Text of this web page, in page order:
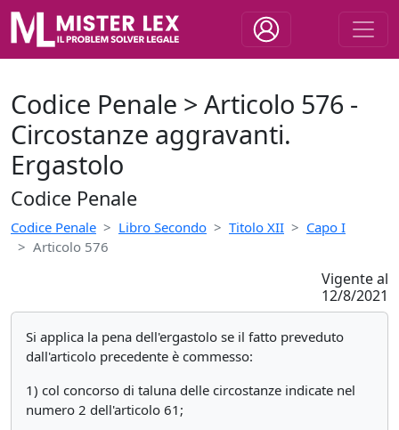
Codice Penale > Articolo 576 -
Circostanze aggravanti.
Ergastolo
Codice Penale
Codice Penale Libro Secondo Titolo XII
Capo I
Articolo 576
Vigente al
12/8/2021
Si applica la pena dell'ergastolo se il fatto preveduto
dall'articolo precedente è commesso:
1) col concorso di taluna delle circostanze indicate nel
numero 2 dell'articolo 61;